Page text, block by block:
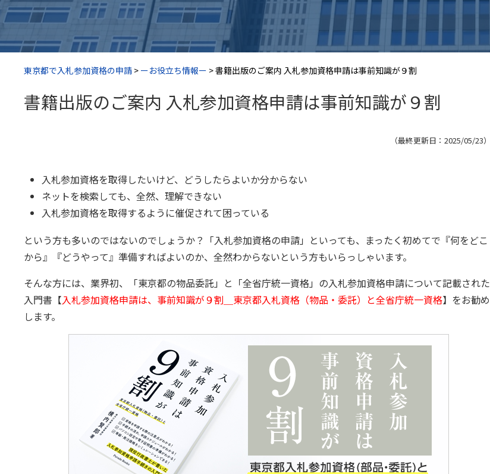
東京都で入札参加資格の申請 > ーお役立ち情報ー >書籍出版のご案内 入札参加資格申請は事前知識が９割
書籍出版のご案内 入札参加資格申請は事前知識が９割
（最終更新日： 2025/05/23）
入札参加資格を取得したいけど、どうしたらよいか分からない
ネットを検索しても、全然、理解できない
入札参加資格を取得するように催促されて困っている
という方も多いのではないのでしょうか？「入札参加資格の申請」といっても、まったく初めてで『何をどこ
から』『どうやって』準備すればよいのか、全然わからないという方もいらっしゃいます。
そんな方には、業界初、「東京都の物品委託」と「全省庁統一資格」の入札参加資格申請について記載された
入門書【入札参加資格申請は、事前知識が９割＿東京都入札資格（物品・委託）と全省庁統一資格】をお勧め
します。